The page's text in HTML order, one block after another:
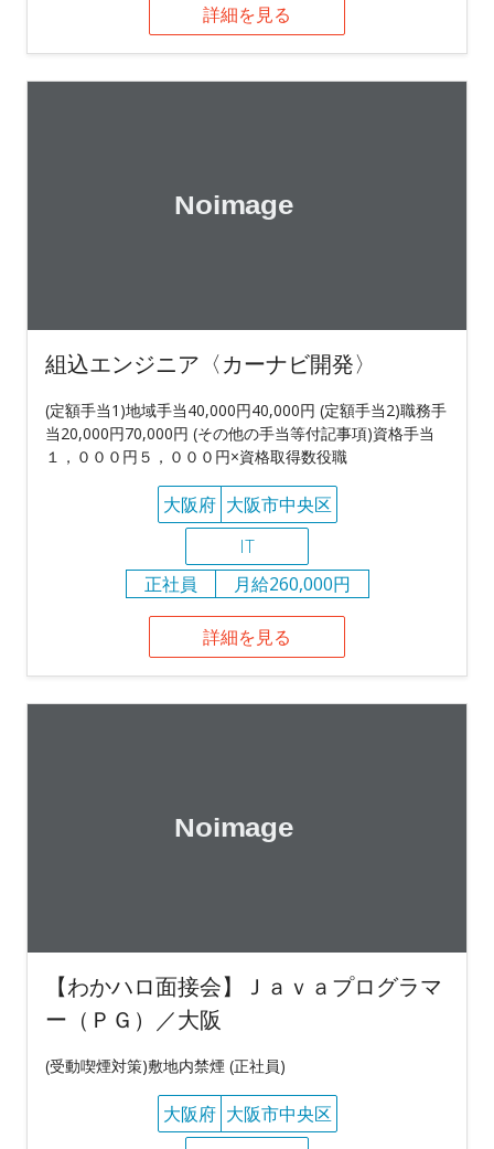
詳細を見る
組込エンジニア〈カーナビ開発〉
(定額手当1)地域手当40,000円40,000円 (定額手当2)職務手
当20,000円70,000円 (その他の手当等付記事項)資格手当
１，０００円５，０００円×資格取得数役職
大阪府 大阪市中央区
IT
正社員
月給260,000円
詳細を見る
【わかハロ面接会】Ｊａｖａプログラマ
ー（ＰＧ）／大阪
(受動喫煙対策)敷地内禁煙 (正社員)
大阪府 大阪市中央区